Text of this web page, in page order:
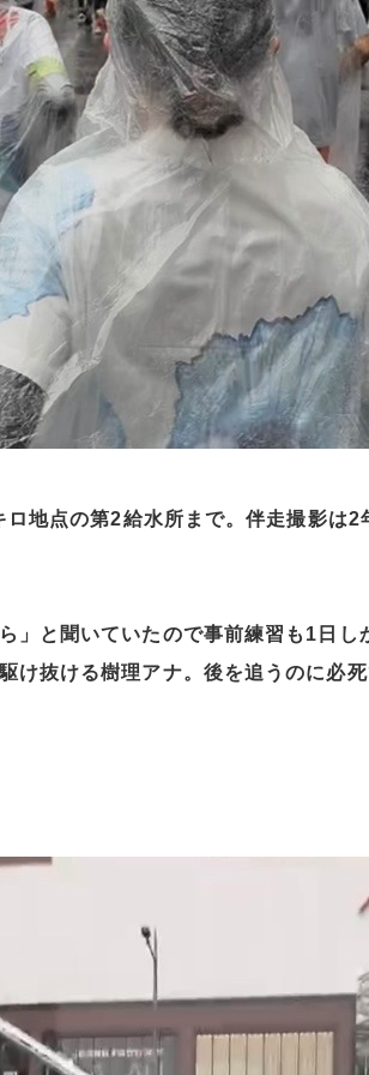
地点の第2給水所まで。伴走撮影は
」と聞いていたので事前練習も1日
け抜ける樹理アナ。後を追うのに必死